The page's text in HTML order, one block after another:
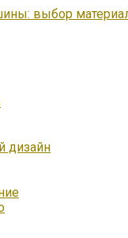
выбор
дизайн